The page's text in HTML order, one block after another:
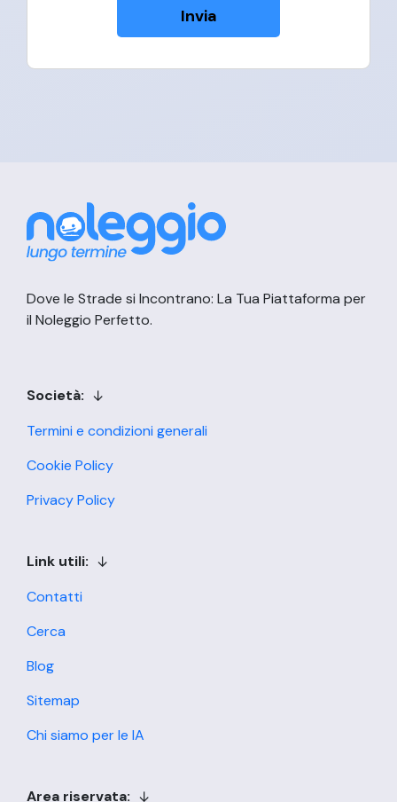
Invia
Dove le Strade si Incontrano: La Tua Piattaforma per
il Noleggio Perfetto.
Società:
Termini e condizioni generali
Cookie Policy
Privacy Policy
Link utili:
Contatti
Cerca
Blog
Sitemap
Chi siamo per le IA
Area riservata: